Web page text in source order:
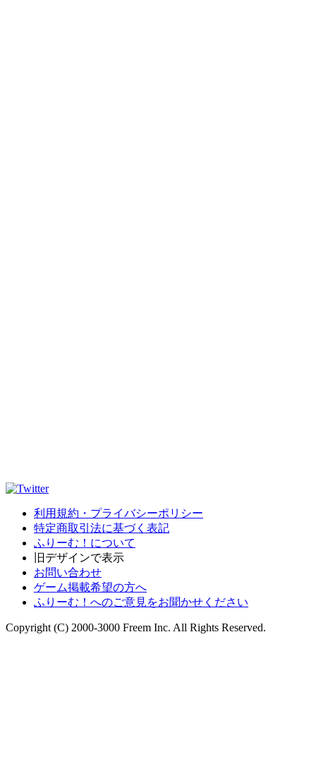
利用規約・プライバシーポリシー
特定商取引法に基づく表記
ふりーむ！について
旧デザインで表示
お問い合わせ
ゲーム掲載希望の方へ
ふりーむ！へのご意見をお聞かせください
Copyright (C) 2000-3000 Freem Inc. All Rights Reserved.